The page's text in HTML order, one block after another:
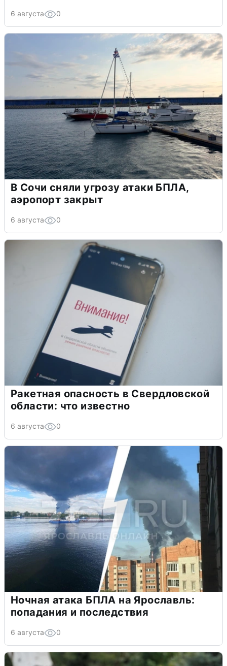
6 августа 0
В Сочи сняли угрозу атаки БПЛА,
аэропорт закрыт
6 августа 0
Ракетная опасность в Свердловской
области: что известно
6 августа 0
Ночная атака БПЛА на Ярославль:
попадания и последствия
6 августа 0